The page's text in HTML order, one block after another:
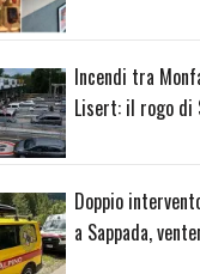
Incendi tra
Lisert: il rogo di
Doppio
a Sappada,